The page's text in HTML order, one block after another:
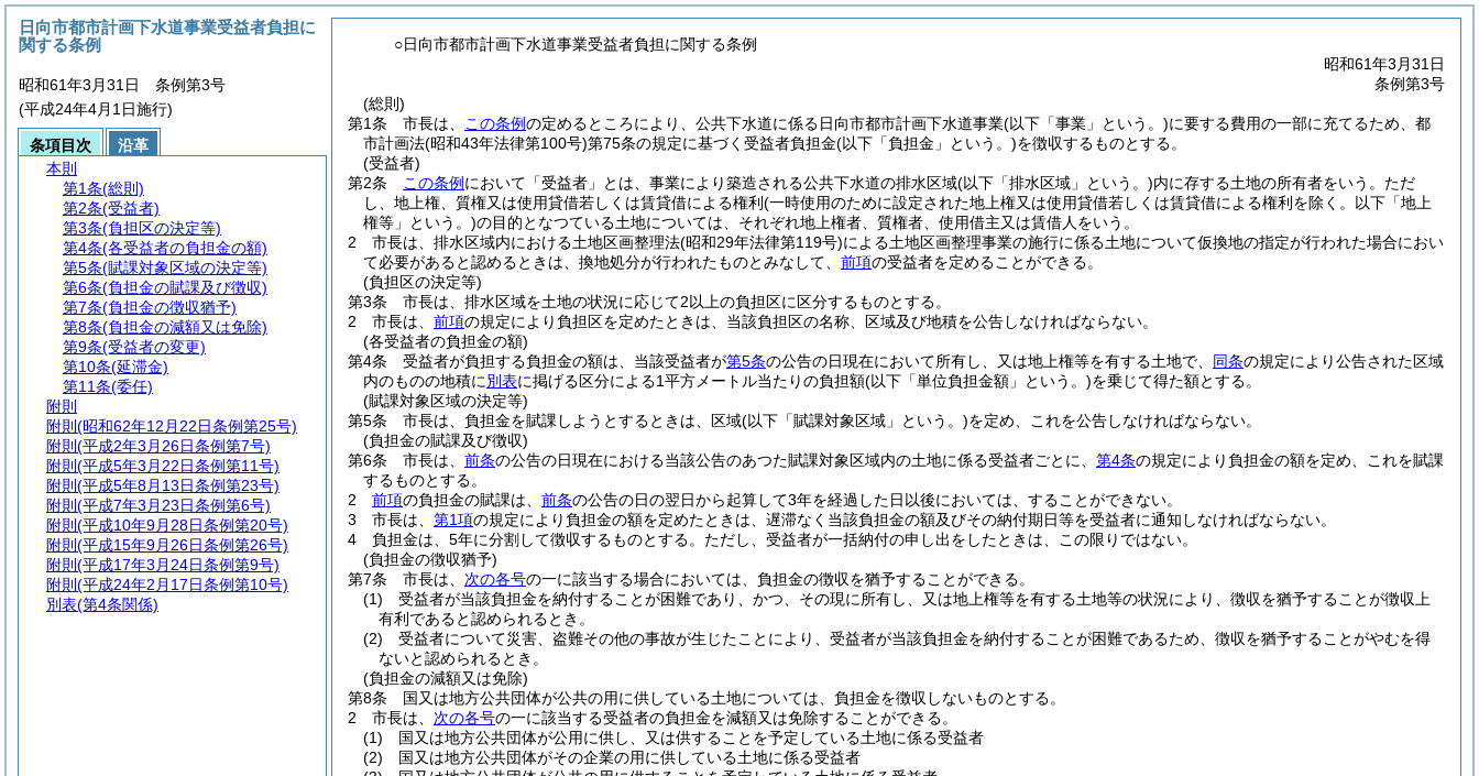
○日向市都市計画下水道事業受益者負担に関する条例
昭和61年3月31日
条例第3号
(総則)
第1条
市長は、 この条例の定めるところにより、公共下水道に係る日向市都市計画下水道事業(以下「事業」という。)に要する費用の一部に充てるため、都
市計画法(昭和43年法律第100号)第75条の規定に基づく受益者負担金(以下「負担金」という。)を徴収するものとする。
(受益者)
第2条
この条例 において「受益者」とは、事業により築造される公共下水道の排水区域(以下「排水区域」という。)内に存する土地の所有者をいう。 ただ
し、地上権、質権又は使用貸借若しくは賃貸借による権利 (一時使用のために設定された地上権又は使用貸借若しくは賃貸借による権利を除く。以下「地上
権等」という。)の目的となつている土地については、それぞれ地上権者、質権者、使用借主又は賃借人をいう。
2
市長は、排水区域内における土地区画整理法(昭和29年法律第119号)による土地区画整理事業の施行に係る土地について仮換地の指定が行われた場合におい
て必要があると認めるときは、換地処分が行われたものとみなして、 前項の受益者を定めることができる。
(負担区の決定等)
第3条
市長は、排水区域を土地の状況に応じて2以上の負担区に区分するものとする。
2
市長は、 前項の規定により負担区を定めたときは、当該負担区の名称、区域及び地積を公告しなければならない。
(各受益者の負担金の額)
第4条
受益者が負担する負担金の額は、当該受益者が第5条の公告の日現在において所有し、又は地上権等を有する土地で、 同条の規定により公告された区域
内のものの地積に別表に掲げる区分による1平方メートル当たりの負担額(以下「単位負担金額」という。)を乗じて得た額とする。
(賦課対象区域の決定等)
第5条
市長は、負担金を賦課しようとするときは、区域(以下「賦課対象区域」という。)を定め、これを公告しなければならない。
(負担金の賦課及び徴収)
第6条
市長は、 前条の公告の日現在における当該公告のあつた賦課対象区域内の土地に係る受益者ごとに、 第4条の規定により負担金の額を定め、これを賦課
するものとする。
2
前項の負担金の賦課は、 前条の公告の日の翌日から起算して3年を経過した日以後においては、することができない。
3
市長は、 第1項の規定により負担金の額を定めたときは、遅滞なく当該負担金の額及びその納付期日等を受益者に通知しなければならない。
4
負担金は、5年に分割して徴収するものとする。 ただし、受益者が一括納付の申し出をしたときは、この限りではない。
(負担金の徴収猶予)
第7条
市長は、 次の各号の一に該当する場合においては、負担金の徴収を猶予することができる。
(1)
受益者が当該負担金を納付することが困難であり、かつ、その現に所有し、又は地上権等を有する土地等の状況により、徴収を猶予することが徴収上
有利であると認められるとき。
(2)
受益者について災害、盗難その他の事故が生じたことにより、受益者が当該負担金を納付することが困難であるため、徴収を猶予することがやむを得
ないと認められるとき。
(負担金の減額又は免除)
第8条
国又は地方公共団体が公共の用に供している土地については、負担金を徴収しないものとする。
2
市長は、 次の各号の一に該当する受益者の負担金を減額又は免除することができる。
(1)
国又は地方公共団体が公用に供し、又は供することを予定している土地に係る受益者
(2)
国又は地方公共団体がその企業の用に供している土地に係る受益者
日向市都市計画下水道事業受益者負担に
関する条例
昭和61年3月31日 条例第3号
(平成24年4月1日施行)
条項目次
沿革
本則
第1条(総則)
第2条(受益者)
第3条(負担区の決定等)
第4条(各受益者の負担金の額)
第5条(賦課対象区域の決定等)
第6条(負担金の賦課及び徴収)
第7条(負担金の徴収猶予)
第8条(負担金の減額又は免除)
第9条(受益者の変更)
第10条(延滞金)
第11条(委任)
附則
附則 (昭和62年12月22日条例第25号)
附則 (平成2年3月26日条例第7号)
附則 (平成5年3月22日条例第11号)
附則 (平成5年8月13日条例第23号)
附則 (平成7年3月23日条例第6号)
附則 (平成10年9月28日条例第20号)
附則 (平成15年9月26日条例第26号)
附則 (平成17年3月24日条例第9号)
附則 (平成24年2月17日条例第10号)
別表(第4条関係)